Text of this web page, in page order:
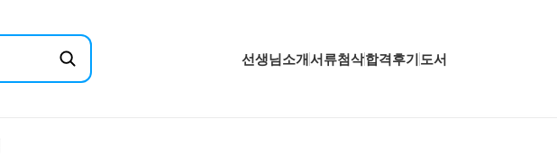
선생님소개서류첨삭합격후기 도서